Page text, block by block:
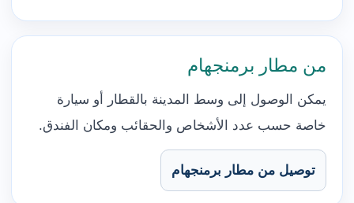
من مطار برمنجهام
يمكن الوصول إلى وسط المدينة بالقطار أو سيارة
خاصة حسب عدد الأشخاص والحقائب ومكان الفندق.
توصيل من مطار برمنجهام